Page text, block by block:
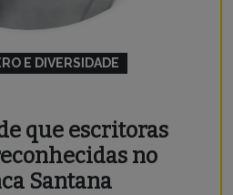
E DIVERSIDADE
que escritoras
no
Santana